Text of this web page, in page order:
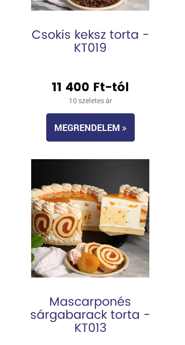
Csokis keksz torta -
KT019
11 400 Ft-tól
10 szeletes ár
MEGRENDELEM
Mascarponés
sárgabarack torta -
KT013